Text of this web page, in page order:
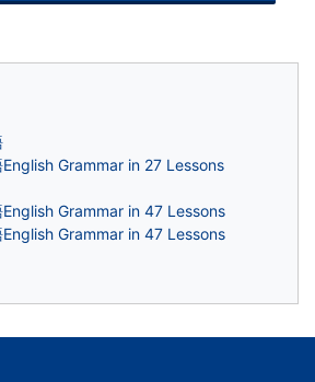
Grammar in 27 Lessons
Grammar in 47 Lessons
Grammar in 47 Lessons